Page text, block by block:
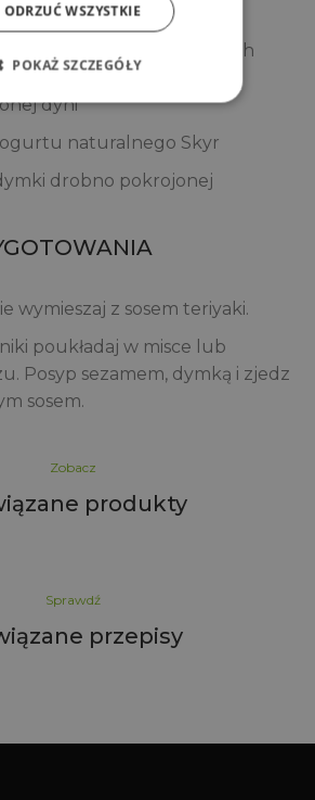
np. kilka zblanszowanych
garść fasolki edemame,
dyni
naturalnego Skyr
drobno pokrojonej
wymieszaj z sosem teriyaki.
poukładaj w misce lub
Posyp sezamem, dymką i zjedz
sosem.
Zobacz
produkty
Sprawdź
przepisy
ODRZUĆ WSZYSTKIE
POKAŻ SZCZEGÓŁY